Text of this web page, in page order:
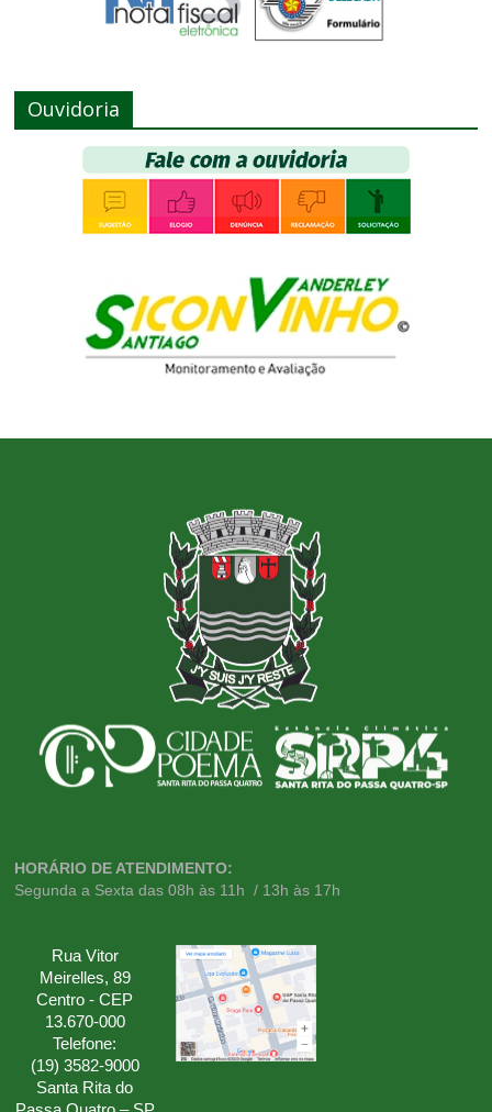
Ouvidoria
HORÁRIO DE ATENDIMENTO:
Segunda a Sexta das 08h às 11h / 13h às 17h
Rua Vitor
Meirelles, 89
Centro - CEP
13.670-000
Telefone:
(19) 3582-9000
Santa Rita do